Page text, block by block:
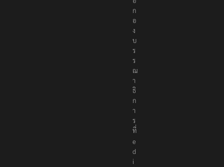
ก
อ
ง
บ
ร
ร
ณ
า
ธิ
ก
า
ร
ที่
e
d
i